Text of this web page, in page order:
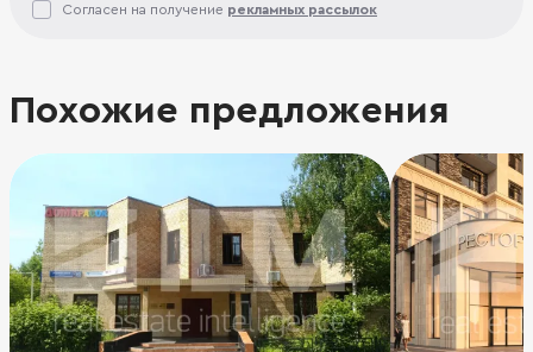
Согласен на получение рекламных рассылок
Похожие предложения